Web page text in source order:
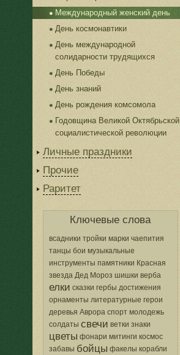
Международный женский день
День космонавтики
День международной
солидарности трудящихся
День Победы
День знаний
День рождения комсомола
Годовщина Великой Октябрьской
социалистической революции
Личные праздники
Прочие
Раритет
Ключевые слова
всадники тройки марки чаепития
танцы бои музыкальные
инструменты памятники Красная
звезда Дед Мороз шишки верба
елки сказки гербы достижения
орнаменты литературные герои
деревья Аврора спорт молодежь
солдаты свечи ветки знаки
цветы фонари митинги космос
забавы бойцы факелы корабли